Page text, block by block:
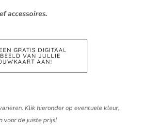
accessoires.
GRATIS DIGITAAL
VAN JULLIE
AAN!
Klik hieronder op eventuele kleur,
voor de juiste prijs!